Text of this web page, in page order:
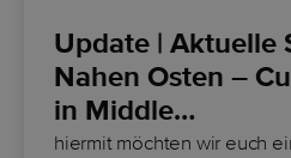
Update | Aktuelle
Nahen Osten –
in Middle…
hiermit möchten wir euch